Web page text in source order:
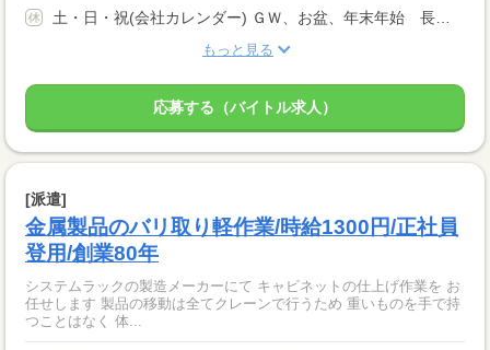
もっと見る
応募する（バイトル求人）
[派遣]
金属製品のバリ取り軽作業/時給1300円/正社員
登用/創業80年
システムラックの製造メーカーにて キャビネットの仕上げ作業を お
任せします 製品の移動は全てクレーンで行うため 重いものを手で持
つことはなく 体...